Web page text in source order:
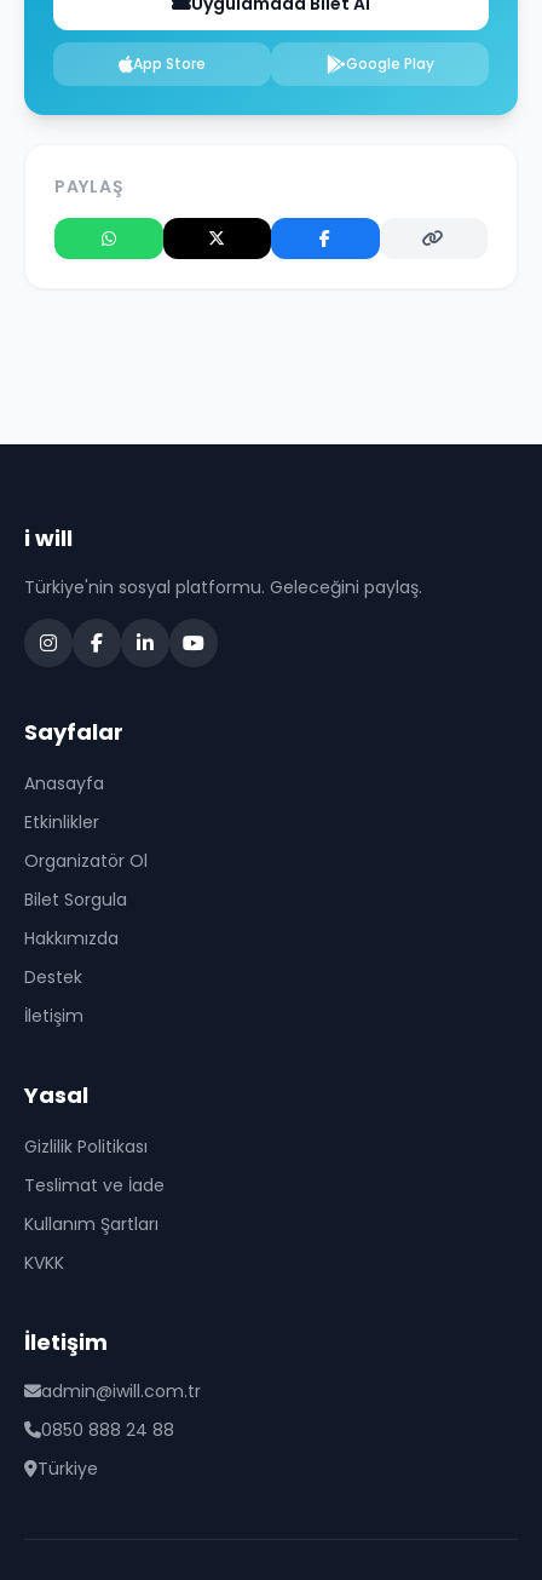
App Store Google Play
PAYLAŞ
i will
Türkiye'nin sosyal platformu. Geleceğini paylaş.
Sayfalar
Anasayfa
Etkinlikler
Organizatör Ol
Bilet Sorgula
Hakkımızda
Destek
İletişim
Yasal
Gizlilik Politikası
Teslimat ve İade
Kullanım Şartları
KVKK
İletişim
admin@iwill.com.tr
0850 888 24 88
Türkiye